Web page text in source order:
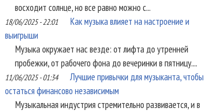
восходит солнце, но все равно можно с...
18/06/2025 - 22:01
Как музыка влияет на настроение и
выигрыши
Музыка окружает нас везде: от лифта до утренней
пробежки, от рабочего фона до вечеринки в пятницу....
11/06/2025 - 01:34
Лучшие привычки для музыканта, чтобы
остаться финансово независимым
Музыкальная индустрия стремительно развивается, и в